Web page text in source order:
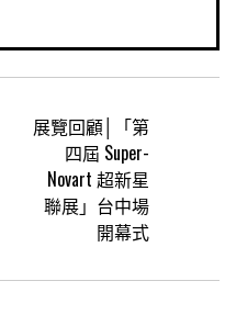
展覽回顧│「第
四屆 Super-
Novart 超新星
聯展」台中場
開幕式